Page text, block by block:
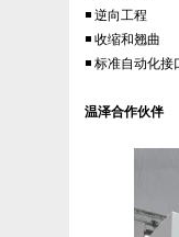
◾ 逆向工程
◾ 收缩和翘曲
◾ 标准自动化接
温泽合作伙伴